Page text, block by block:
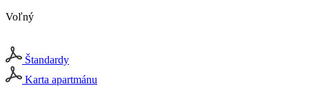
Voľný
Štandardy
Karta apartmánu